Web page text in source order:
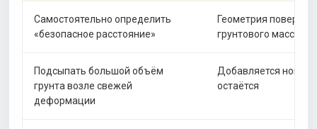
Самостоятельно определить
«безопасное расстояние»
Геометрия
грунтового массива
Подсыпать большой объём
грунта возле свежей
деформации
Добавляется новая
остаётся